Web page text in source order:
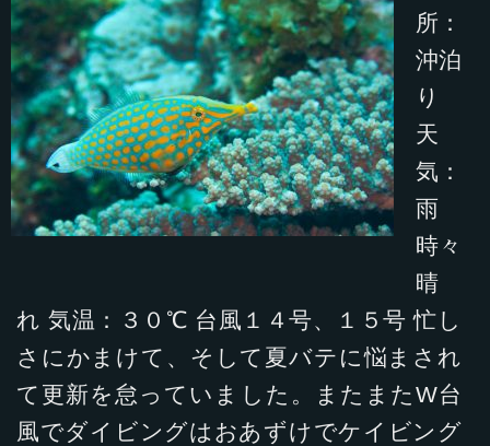
所：
沖泊
り
天
気：
雨
時々
晴
れ 気温：３０℃ 台風１４号、１５号 忙し
さにかまけて、そして夏バテに悩まされ
て更新を怠っていました。またまたW台
風でダイビングはおあずけでケイビング